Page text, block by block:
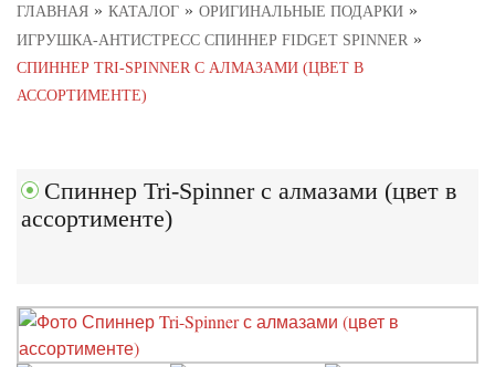
ГЛАВНАЯ » КАТАЛОГ » ОРИГИНАЛЬНЫЕ ПОДАРКИ »
ИГРУШКА-АНТИСТРЕСС СПИННЕР FIDGET SPINNER »
СПИННЕР TRI-SPINNER С АЛМАЗАМИ (ЦВЕТ В
АССОРТИМЕНТЕ)
Спиннер Tri-Spinner с алмазами (цвет в
ассортименте)